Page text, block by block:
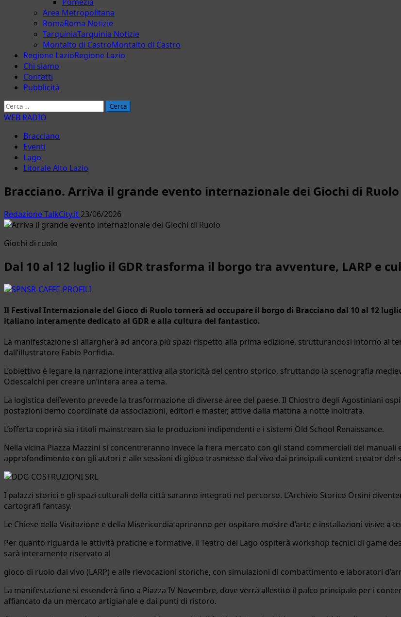
Area Metropolitana
RomaRoma Notizie
TarquiniaTarquinia Notizie
Montalto di CastroMontalto di Castro
Regione LazioRegione Lazio
Chi siamo
Contatti
Pubblicità
Ricerca
per:
WEB RADIO
Bracciano
Eventi
Lago
Litorale Alto Lazio
Bracciano. Arriva il grande evento internazionale dei Giochi di Ruolo
Redazione TalkCity.it 23/06/2026
Giochi di ruolo
Dal 10 al 12 luglio il GDR trasforma il borgo tra avventure, LARP e
Il Festival Internazionale del Gioco di Ruolo tornerà ad occupare il borgo di Bracciano dal 10 al 12
italiano interamente dedicato al GDR e alla cultura del fantastico.
La manifestazione si allargherà ad ancora più spazi rispetto alla prima edizione, strutturandosi intorno al
dall’illustratore Fabio Porfidia.
L’obiettivo è legare la narrazione interattiva alla storicità del centro storico, sfruttando la scenografia
Odescalchi per creare un’intera area a tema.
La logistica dell’evento prevede la trasformazione di diverse aree del paese. Il Chiostro degli Agostiniani
postazioni demo coordinate da associazioni, editori e master, attive dalla mattina a notte inoltrata.
L’offerta coprirà sia i titoli mainstream sia le produzioni indipendenti e i sistemi Old School Renaissance.
Nella vicina Piazza Mazzini si concentreranno invece la fiera mercato con gli stand commerciali dei
approfondimento con gli autori e alle sessioni di gioco trasmesse dal vivo dai principali content creator del
I palazzi storici e gli spazi culturali della città saranno integrati nel percorso. L’Archivio Storico Orsini
cartografi fantasy.
Le Chiese della Visitazione e della Misericordia apriranno per ospitare mostre d’arte e installazioni visive a
Per quanto riguarda le attività pratiche e formative, il Teatro del Lago ospiterà workshop tecnici di game
sarà interamente riservato al
gioco di ruolo dal vivo (LARP) e alle rievocazioni storiche, con simulazioni di combattimento e laboratori
La manifestazione si estenderà fino a Piazza IV Novembre, dove verrà allestito il palco principale per i
affiancato da un mercato artigianale e dai punti di ristoro.